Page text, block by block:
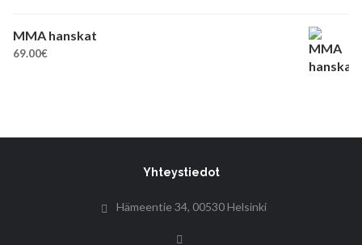
MMA hanskat
69.00€
Yhteystiedot
Hämeentie 34, 00530 Helsinki